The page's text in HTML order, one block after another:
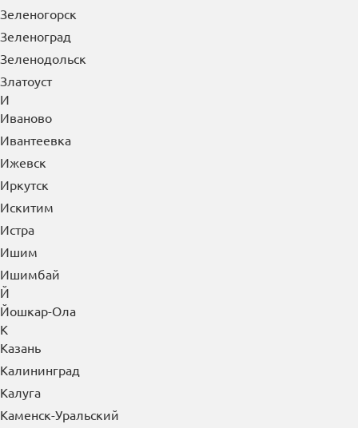
Зеленогорск
Зеленоград
Зеленодольск
Златоуст
И
Иваново
Ивантеевка
Ижевск
Иркутск
Искитим
Истра
Ишим
Ишимбай
Й
Йошкар-Ола
К
Казань
Калининград
Калуга
Каменск-Уральский